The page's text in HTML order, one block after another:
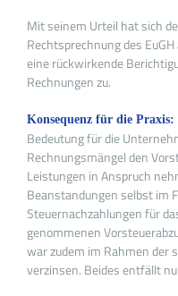
Mit seinem Urteil hat sich
Rechtsprechnung des
eine rückwirkende
Rechnungen zu.
Konsequenz für die Praxis:
Bedeutung für die
Rechnungsmängel den
Leistungen in Anspruch
Beanstandungen selbst im
Steuernachzahlungen für
genommenen
war zudem im Rahmen der
verzinsen. Beides entfällt